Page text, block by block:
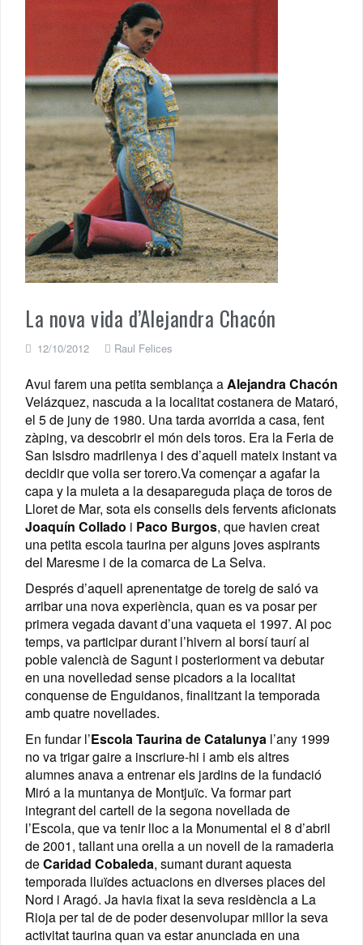
La nova vida d’Alejandra Chacón
12/10/2012 Raul Felices
Avui farem una petita semblança aAlejandra Chacón
Velázquez, nascuda a la localitat costanera de Mataró,
el 5 de juny de 1980. Una tarda avorrida a casa, fent
zàping, va descobrir el món dels toros. Era la Feria de
San Isisdro madrilenya i des d’aquell mateix instant va
decidir que volia ser torero.Va començar a agafar la
capa y la muleta a la desapareguda plaça de toros de
Lloret de Mar, sota els consells dels fervents aficionats
Joaquín Collado i Paco Burgos, que havien creat
una petita escola taurina per alguns joves aspirants
del Maresme i de la comarca de La Selva.
Després d’aquell aprenentatge de toreig de saló va
arribar una nova experiència, quan es va posar per
primera vegada davant d’una vaqueta el 1997. Al poc
temps, va participar durant l’hivern al borsí taurí al
poble valencià de Sagunt i posteriorment va debutar
en una novelledad sense picadors a la localitat
conquense de Enguidanos, finalitzant la temporada
amb quatre novellades.
En fundar l’Escola Taurina de Catalunya l’any 1999
no va trigar gaire a inscriure-hi i amb els altres
alumnes anava a entrenar els jardins de la fundació
Miró a la muntanya de Montjuïc. Va formar part
integrant del cartell de la segona novellada de
l’Escola, que va tenir lloc a la Monumental el 8 d’abril
de 2001, tallant una orella a un novell de la ramaderia
deCaridad Cobaleda, sumant durant aquesta
temporada lluïdes actuacions en diverses places del
Nord i Aragó. Ja havia fixat la seva residència a La
Rioja per tal de de poder desenvolupar millor la seva
activitat taurina quan va estar anunciada en una